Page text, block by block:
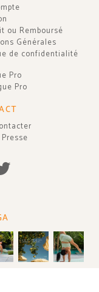
ou Remboursé
Générales
de confidentialité
Pro
Pro